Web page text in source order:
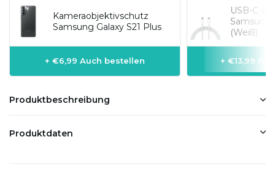
Kameraobjektivschutz
Samsung Galaxy S21 Plus
+ €6,99 Auch bestellen
USB-C
(Weiß)
+ €13,99
Produktbeschreibung
Produktdaten